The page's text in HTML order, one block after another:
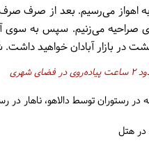
اهواز می‌رسیم. بعد از صرف
صراحیه می‌زنیم. سپس به سوی
در بازار آبادان خواهید
در فضای شهری
در رستوران توسط دالاهو ناهار در
هتل